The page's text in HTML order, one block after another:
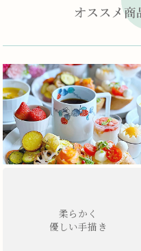
柔らかく
優しい手描き